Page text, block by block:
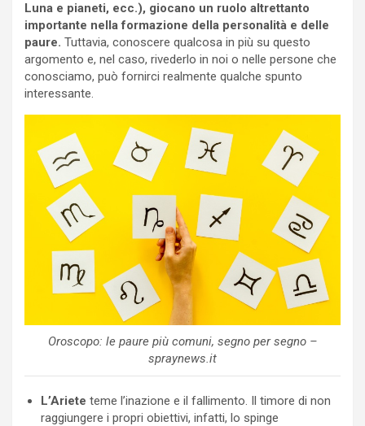
Luna e pianeti, ecc.), giocano un ruolo altrettanto
importante nella formazione della personalità e delle
paure. Tuttavia, conoscere qualcosa in più su questo
argomento e, nel caso, rivederlo in noi o nelle persone che
conosciamo, può fornirci realmente qualche spunto
interessante.
Oroscopo: le paure più comuni, segno per segno –
spraynews.it
L’Ariete teme l’inazione e il fallimento. Il timore di non
raggiungere i propri obiettivi, infatti, lo spinge